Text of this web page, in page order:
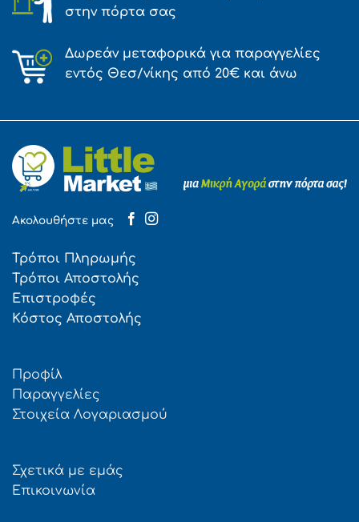
στην πόρτα σας
Δωρεάν μεταφορικά για παραγγελίες
εντός Θεσ/νίκης από 20€ και άνω
Ακολουθήστε μας
Τρόποι Πληρωμής
Τρόποι Αποστολής
Επιστροφές
Κόστος Αποστολής
Προφίλ
Παραγγελίες
Στοιχεία Λογαριασμού
Σχετικά με εμάς
Επικοινωνία